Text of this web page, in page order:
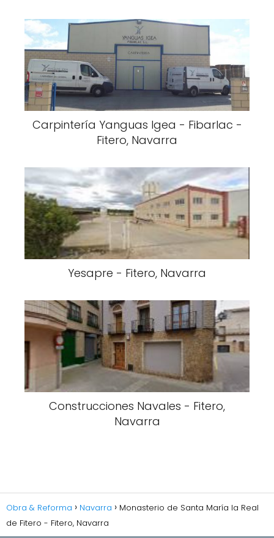
Carpintería Yanguas Igea - Fibarlac -
Fitero, Navarra
Yesapre - Fitero, Navarra
Construcciones Navales - Fitero,
Navarra
Obra & Reforma Navarra
Monasterio de Santa María la Real
de Fitero - Fitero, Navarra